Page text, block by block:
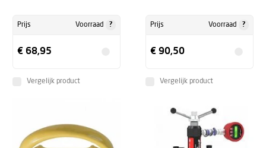
Prijs Voorraad ?
€ 68,95
Vergelijk product
Prijs Voorraad ?
€ 90,50
Vergelijk product